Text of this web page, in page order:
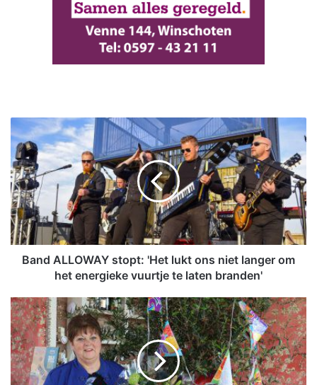
B
a
n
d
A
L
L
O
W
t
o
p
t
:
'
Band ALLOWAY stopt: 'Het lukt ons niet langer om
het energieke vuurtje te laten branden'
E
l
l
e
n
v